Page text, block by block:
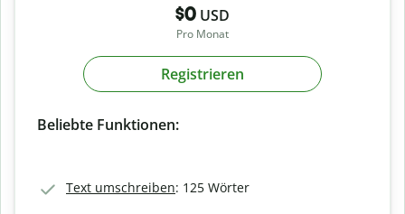
$0 USD
Pro Monat
Registrieren
Beliebte Funktionen:
Text umschreiben: 125 Wörter